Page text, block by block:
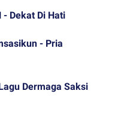
- Dekat Di Hati
- Pria
Dermaga Saksi